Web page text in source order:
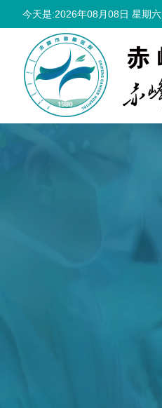
今天是:2026年08月08日 星期六